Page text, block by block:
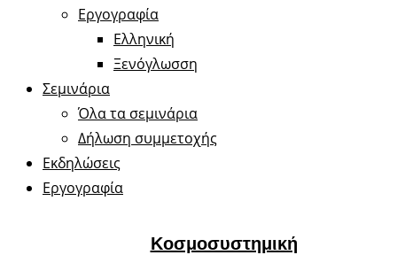
Εργογραφία
Ελληνική
Ξενόγλωσση
Σεμινάρια
Όλα τα σεμινάρια
Δήλωση συμμετοχής
Εκδηλώσεις
Εργογραφία
Κοσμοσυστημική